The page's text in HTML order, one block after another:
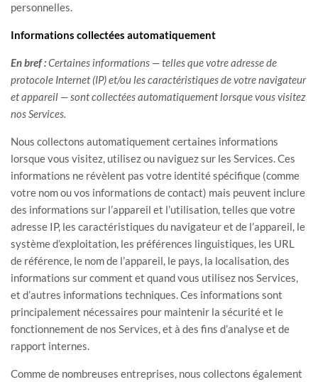
personnelles.
Informations collectées automatiquement
En bref :Certaines informations — telles que votre adresse de
protocole Internet (IP) et/ou les caractéristiques de votre navigateur
et appareil — sont collectées automatiquement lorsque vous visitez
nos Services.
Nous collectons automatiquement certaines informations
lorsque vous visitez, utilisez ou naviguez sur les Services. Ces
informations ne révèlent pas votre identité spécifique (comme
votre nom ou vos informations de contact) mais peuvent inclure
des informations sur l’appareil et l’utilisation, telles que votre
adresse IP, les caractéristiques du navigateur et de l’appareil, le
système d’exploitation, les préférences linguistiques, les URL
de référence, le nom de l’appareil, le pays, la localisation, des
informations sur comment et quand vous utilisez nos Services,
et d’autres informations techniques. Ces informations sont
principalement nécessaires pour maintenir la sécurité et le
fonctionnement de nos Services, et à des fins d’analyse et de
rapport internes.
Comme de nombreuses entreprises, nous collectons également